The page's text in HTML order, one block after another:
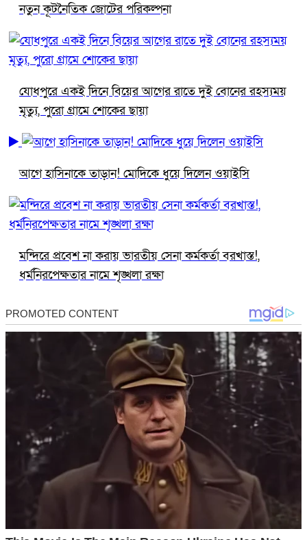
নতুন কূটনৈতিক জোটের পরিকল্পনা
যোধপুরে একই দিনে বিয়ের আগের রাতে দুই বোনের রহস্যময়
মৃত্যু, পুরো গ্রামে শোকের ছায়া
আগে হাসিনাকে তাড়ান! মোদিকে ধুয়ে দিলেন ওয়াইসি
মন্দিরে প্রবেশ না করায় ভারতীয় সেনা কর্মকর্তা বরখাস্ত!,
ধর্মনিরপেক্ষতার নামে শৃঙ্খলা রক্ষা